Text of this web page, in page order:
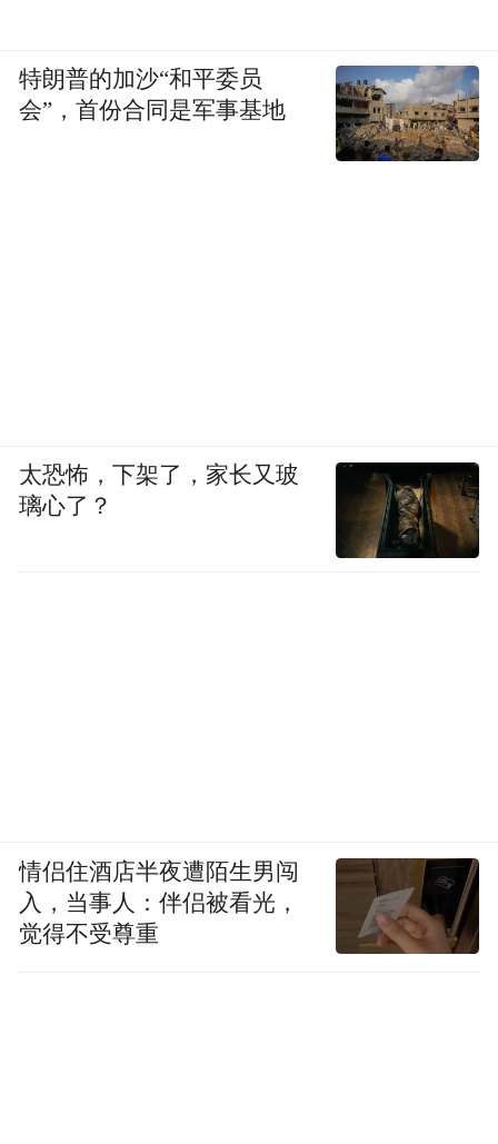
特朗普的加沙“和平委员
会”，首份合同是军事基地
太恐怖，下架了，家长又玻
璃心了？
情侣住酒店半夜遭陌生男闯
入，当事人：伴侣被看光，
觉得不受尊重